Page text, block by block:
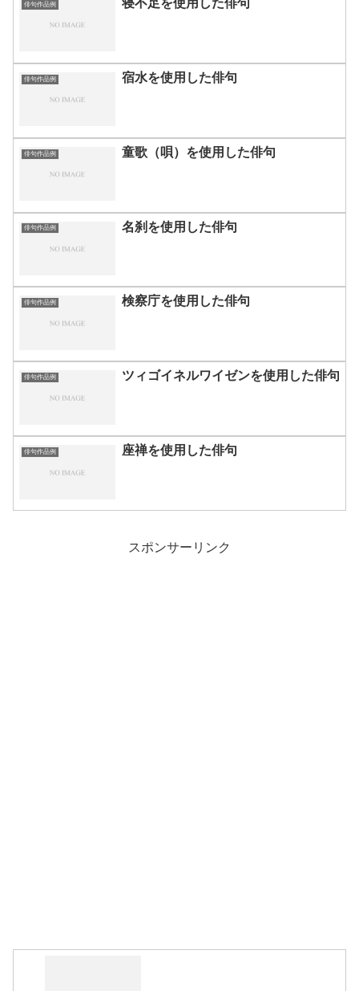
俳句作品例
俳句作品例 宿水を使用した俳句
俳句作品例 童歌（唄）を使用した俳句
俳句作品例 名刹を使用した俳句
俳句作品例 検察庁を使用した俳句
俳句作品例 ツィゴイネルワイゼンを使用した俳句
俳句作品例 座禅を使用した俳句
スポンサーリンク